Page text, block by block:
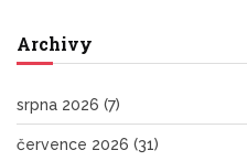
Archivy
srpna 2026 (7)
července 2026 (31)